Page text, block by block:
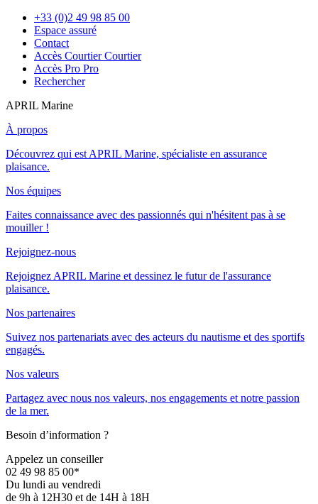
+33 (0)2 49 98 85 00
Espace assuré
Contact
Accès Courtier Courtier
Accès Pro Pro
Rechercher
APRIL Marine
À propos
Découvrez qui est APRIL Marine, spécialiste en assurance
plaisance.
Nos équipes
Faites connaissance avec des passionnés qui n'hésitent pas à se
mouiller !
Rejoignez-nous
Rejoignez APRIL Marine et dessinez le futur de l'assurance
plaisance.
Nos partenaires
Suivez nos partenariats avec des acteurs du nautisme et des sportifs
engagés.
Nos valeurs
Partagez avec nous nos valeurs, nos engagements et notre passion
de la mer.
Besoin d’information ?
Appelez un conseiller
02 49 98 85 00*
Du lundi au vendredi
de 9h à 12H30 et de 14H à 18H